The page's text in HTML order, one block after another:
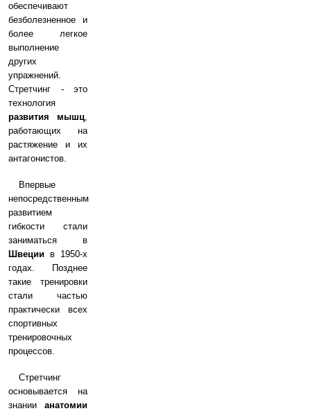
обеспечивают
безболезненное и
более легкое
выполнение
других
упражнений.
Стретчинг - это
технология
развития мышц,
работающих на
растяжение и их
антагонистов.
Впервые
непосредственным
развитием
гибкости стали
заниматься в
Швеции в 1950-х
годах. Позднее
такие тренировки
стали частью
практически всех
спортивных
тренировочных
процессов.
Стретчинг
основывается на
знании анатомии